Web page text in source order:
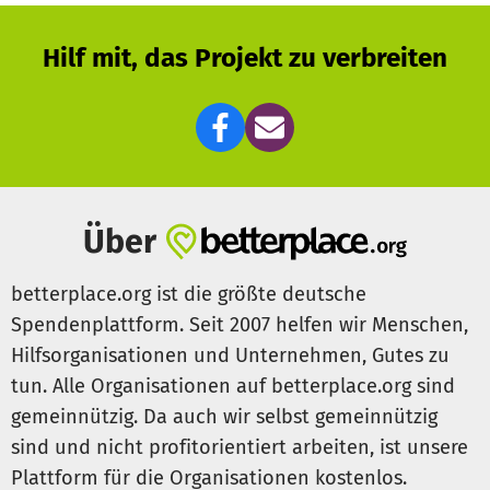
Hilf mit, das Projekt zu verbreiten
Über
betterplace.org ist die größte deutsche
Spendenplattform. Seit 2007 helfen wir Menschen,
Hilfsorganisationen und Unternehmen, Gutes zu
tun. Alle Organisationen auf betterplace.org sind
gemeinnützig. Da auch wir selbst gemeinnützig
sind und nicht profitorientiert arbeiten, ist unsere
Plattform für die Organisationen kostenlos.